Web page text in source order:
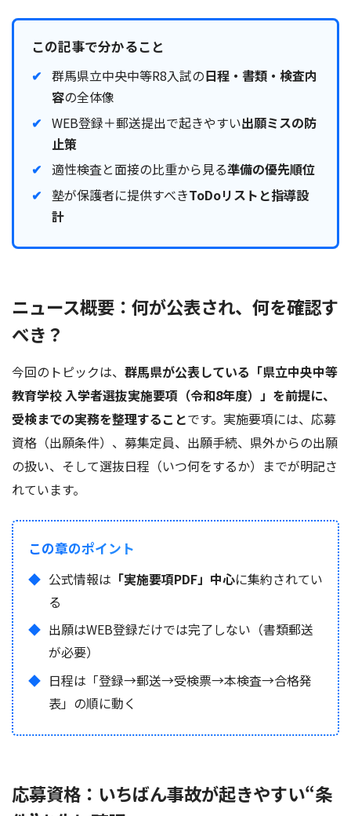
この記事で分かること
群馬県立中央中等R8入試の日程・書類・検査内
容の全体像
WEB登録＋郵送提出で起きやすい出願ミスの防
止策
適性検査と面接の比重から見る準備の優先順位
塾が保護者に提供すべきToDoリストと指導設
計
ニュース概要：何が公表され、何を確認す
べき？
今回のトピックは、 群馬県が公表している「県立中央中等
教育学校 入学者選抜実施要項（令和8年度）」を前提に、
受検までの実務を整理することです。実施要項には、応募
資格（出願条件）、募集定員、出願手続、県外からの出願
の扱い、そして選抜日程（いつ何をするか）までが明記さ
れています。
この章のポイント
公式情報は 「実施要項PDF」中心に集約されてい
る
出願はWEB登録だけでは完了しない（書類郵送
が必要）
日程は「登録→郵送→受検票→本検査→合格発
表」の順に動く
応募資格：いちばん事故が起きやすい“条